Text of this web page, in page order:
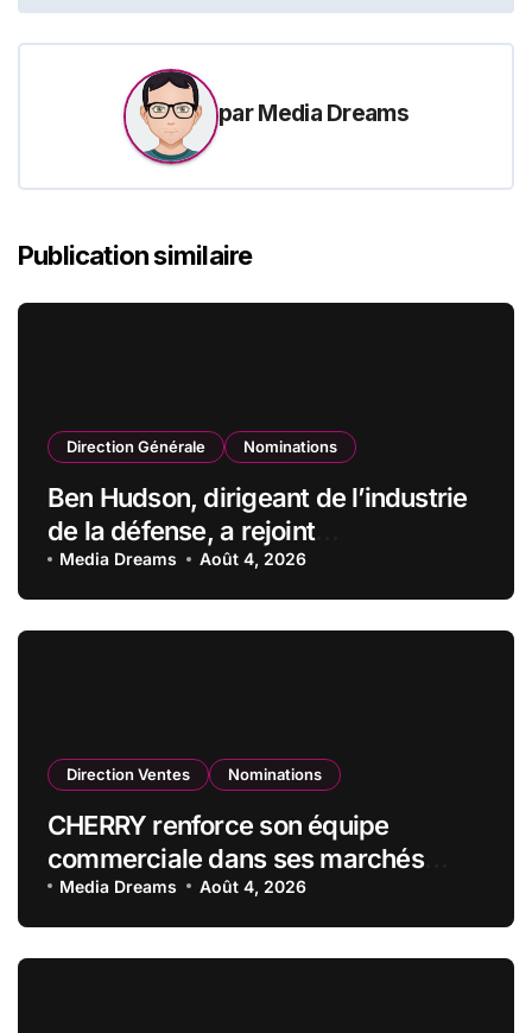
parMedia Dreams
Publication similaire
Direction Générale Nominations
Ben Hudson, dirigeant de l’industrie
de la défense, a rejoint
CZECHOSLOVAK GROUP (CSG) en
qualité de vice-président du conseil
d’administration
Media Dreams Août 4, 2026
Direction Ventes Nominations
CHERRY renforce son équipe
commerciale dans ses marchés
stratégiques
Media Dreams Août 4, 2026